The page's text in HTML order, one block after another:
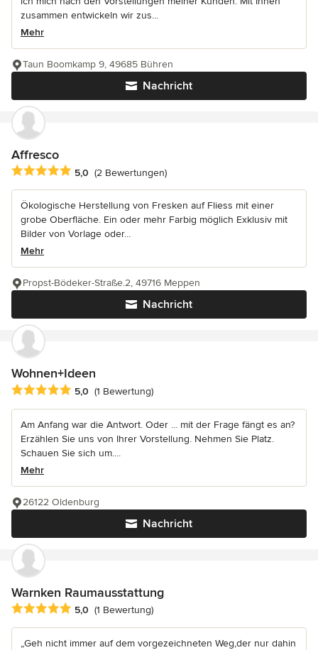
zusammen entwickeln wir zus...
Mehr
Nachricht
Taun Boomkamp 9, 49685 Bühren
Affresco
Durchschnittliche Bewertung: 5 von 5 Sternen
5,0 (2 Bewertungen)
Ökologische Herstellung von Fresken auf Fliess mit einer
grobe Oberfläche. Ein oder mehr Farbig möglich Exklusiv mit
Bilder von Vorlage oder...
Mehr
Nachricht
Propst-Bödeker-Straße.2, 49716 Meppen
Wohnen+Ideen
Durchschnittliche Bewertung: 5 von 5 Sternen
5,0 (1 Bewertung)
Am Anfang war die Antwort. Oder ... mit der Frage fängt es an?
Erzählen Sie uns von Ihrer Vorstellung. Nehmen Sie Platz.
Schauen Sie sich um....
Mehr
Nachricht
26122 Oldenburg
Warnken Raumausstattung
Durchschnittliche Bewertung: 5 von 5 Sternen
5,0 (1 Bewertung)
„Geh nicht immer auf dem vorgezeichneten Weg,der nur dahin